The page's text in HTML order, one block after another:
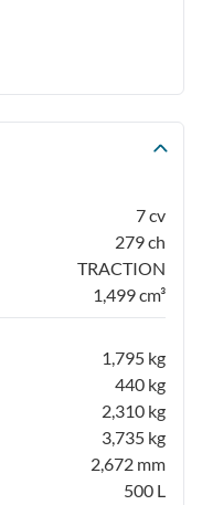
7 cv
279 ch
TRACTION
1,499 cm³
1,795 kg
440 kg
2,310 kg
3,735 kg
2,672 mm
500 L